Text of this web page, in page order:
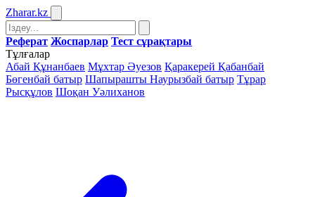
Zharar.kz
Реферат Жоспарлар Тест сұрақтары
Тұлғалар
Абай Құнанбаев Мұхтар Әуезов Қаракерей Қабанбай
Бөгенбай батыр Шапырашты Наурызбай батыр Тұрар
Рысқұлов Шоқан Уәлиханов